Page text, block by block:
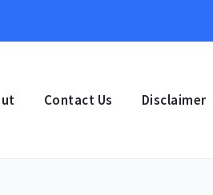
Contact Us Disclaimer